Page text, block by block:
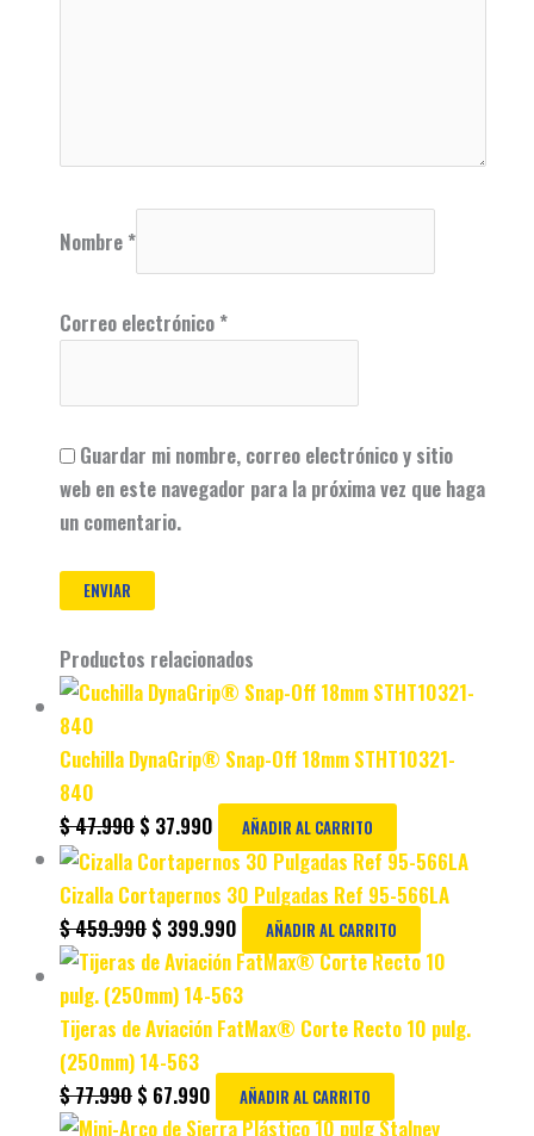
Nombre *
Correo electrónico *
Guardar mi nombre, correo electrónico y sitio
web en este navegador para la próxima vez que haga
un comentario.
Productos relacionados
Cuchilla DynaGrip® Snap-Off 18mm STHT10321-
840
$47.990 $ 37.990 AÑADIR AL CARRITO
Cizalla Cortapernos 30 Pulgadas Ref 95-566LA
$459.990 $ 399.990 AÑADIR AL CARRITO
Tijeras de Aviación FatMax® Corte Recto 10 pulg.
(250mm) 14-563
$77.990 $ 67.990 AÑADIR AL CARRITO